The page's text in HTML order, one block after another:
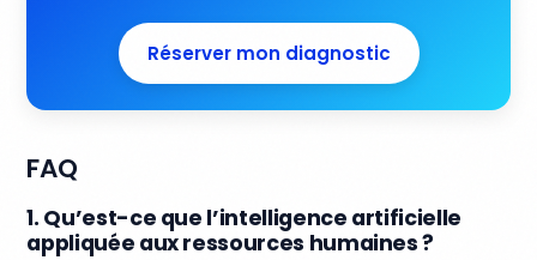
Réserver mon diagnostic
FAQ
1. Qu’est-ce que l’intelligence artificielle
appliquée aux ressources humaines ?